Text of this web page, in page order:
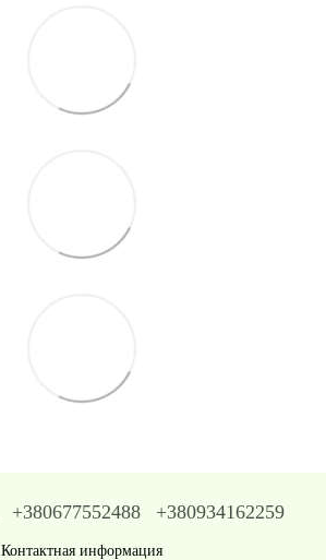
+380677552488 +380934162259
Контактная информация